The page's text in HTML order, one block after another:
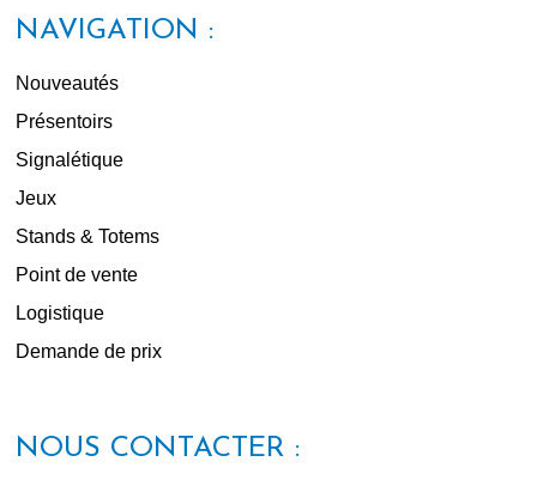
NAVIGATION :
Nouveautés
Présentoirs
Signalétique
Jeux
Stands & Totems
Point de vente
Logistique
Demande de prix
NOUS CONTACTER :